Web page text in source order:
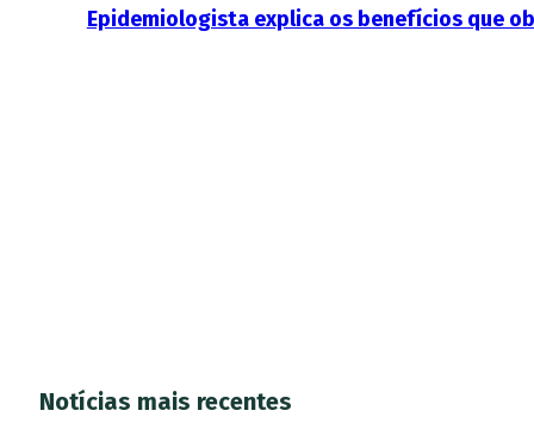
Epidemiologista explica os benefícios que
Notícias mais recentes